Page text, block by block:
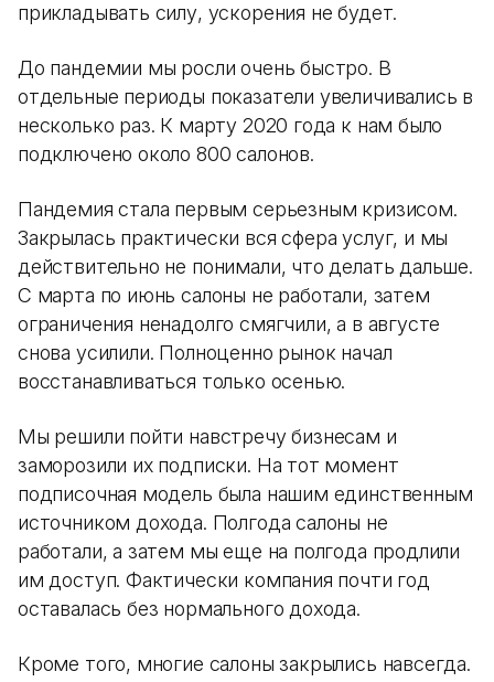
прикладывать силу, ускорения не будет.
До пандемии мы росли очень быстро. В
отдельные периоды показатели увеличивались в
несколько раз. К марту 2020 года к нам было
подключено около 800 салонов.
Пандемия стала первым серьезным кризисом.
Закрылась практически вся сфера услуг, и мы
действительно не понимали, что делать дальше.
С марта по июнь салоны не работали, затем
ограничения ненадолго смягчили, а в августе
снова усилили. Полноценно рынок начал
восстанавливаться только осенью.
Мы решили пойти навстречу бизнесам и
заморозили их подписки. На тот момент
подписочная модель была нашим единственным
источником дохода. Полгода салоны не
работали, а затем мы еще на полгода продлили
им доступ. Фактически компания почти год
оставалась без нормального дохода.
Кроме того, многие салоны закрылись навсегда.